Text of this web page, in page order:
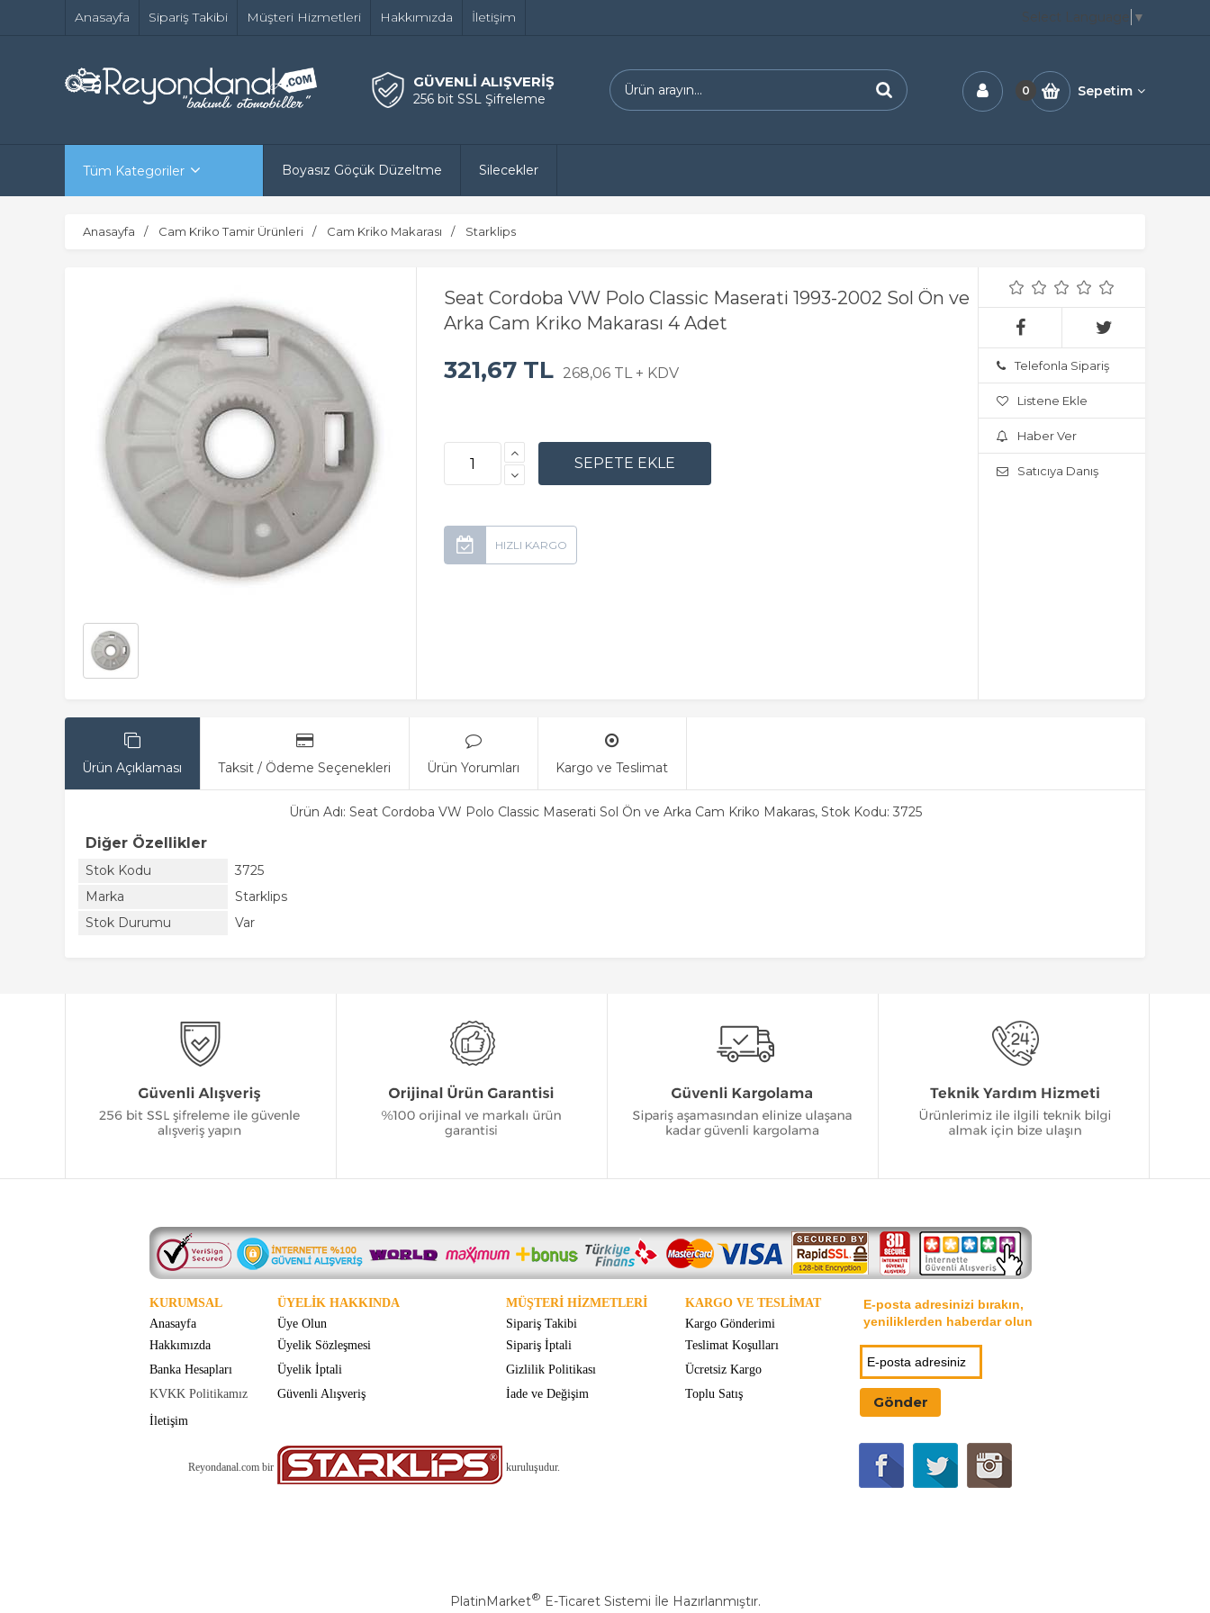
Anasayfa Sipariş Takibi Müşteri Hizmetleri Hakkımızda İletişim Select Language ▼
GÜVENLİ ALIŞVERİŞ
256 bit SSL Şifreleme
0 Sepetim
Tüm Kategoriler Boyasız Göçük Düzeltme Silecekler
Anasayfa Cam Kriko Tamir Ürünleri Cam Kriko Makarası Starklips
Seat Cordoba VW Polo Classic Maserati 1993-2002 Sol Ön ve
Arka Cam Kriko Makarası 4 Adet
321,67 TL 268,06 TL + KDV Telefonla Sipariş
Listene Ekle
Haber Ver
Satıcıya Danış
Ürün Açıklaması Taksit / Ödeme Seçenekleri Ürün Yorumları Kargo ve Teslimat
Ürün Adı: Seat Cordoba VW Polo Classic Maserati Sol Ön ve Arka Cam Kriko Makaras, Stok Kodu: 3725
Diğer Özellikler
Stok Kodu
3725
Marka
Starklips
Stok Durumu
Var
KURUMSAL ÜYELİK HAKKINDA MÜŞTERİ HİZMETLERİ KARGO VE TESLİMAT
E-posta adresinizi bırakın,
yeniliklerden haberdar olun
Anasayfa Üye Olun Sipariş Takibi
Kargo Gönderimi
Hakkımızda
Üyelik Sözleşmesi Sipariş İptali
Teslimat Koşulları
Banka Hesapları
Üyelik İptali Gizlilik Politikası
Ücretsiz Kargo
KVKK Politikamız
Güvenli Alışveriş İade ve Değişim
Toplu Satış
İletişim
Reyondanal.com bir kuruluşudur.
PlatinMarket® E-Ticaret Sistemi İle Hazırlanmıştır.